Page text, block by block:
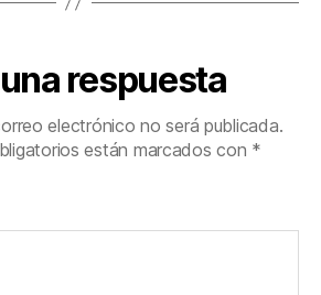
respuesta
electrónico no será publicada.
están marcados con *